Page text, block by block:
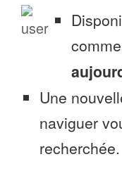
Une
naviguer
recherchée.